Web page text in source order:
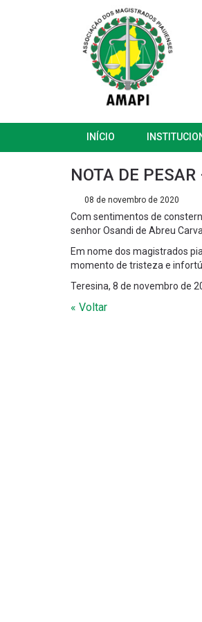
INÍCIO
NOTA DE
08 de novembro de 2020
Com sentimentos de
senhor Osandi de Abreu
Em nome dos magistrados
momento de tristeza e
Teresina, 8 de novembro de
« Voltar